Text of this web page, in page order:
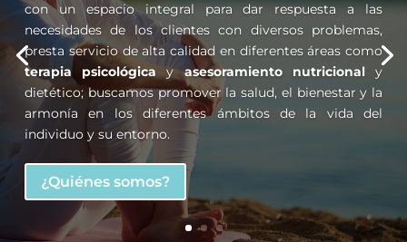
con un espacio integral para dar respuesta a las
necesidades de los clientes con diversos problemas,
presta servicio de alta calidad en diferentes áreas como
terapia psicológica yasesoramiento nutricionaly
dietético; buscamos promover la salud, el bienestar y la
armonía en los diferentes ámbitos de la vida del
individuo y su entorno.
¿Quiénes somos?